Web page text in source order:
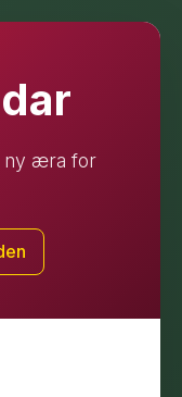
ny æra for